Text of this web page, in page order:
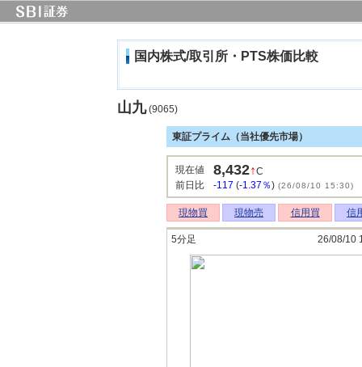
国内株式/取引所・PTS株価比較
山九(9065)
東証プライム（当社優先市場）
現在値 8,432↑C
前日比
-117 (-1.37％) (26/08/10 15:30)
現物買 現物売 信用買 信
5分足 26/08/10